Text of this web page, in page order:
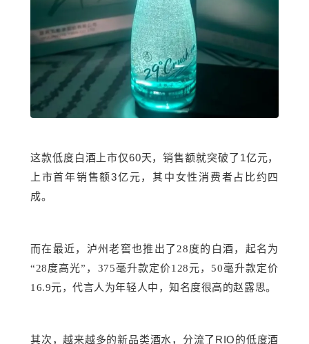
这款低度白酒上市仅60天，销售额就突破了 1亿元，
上市首年销售额3亿元，其中女性消费者占比约四
成。
而在最近， 泸州老窖也推出了 28度的白酒，起名为
“28度高光”，375毫升款定价128元，50毫升款定价
16.9元，代言人为年轻人中，知名度很高的赵露思。
其次，越来越多的新品类酒水，分流了 RIO的低度酒